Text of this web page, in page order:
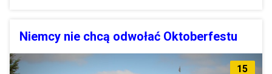
Niemcy nie chcą odwołać Oktoberfestu
15